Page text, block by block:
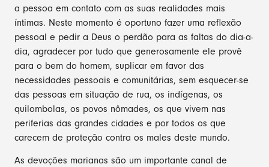
a pessoa em contato com as suas realidades mais
íntimas. Neste momento é oportuno fazer uma reflexão
pessoal e pedir a Deus o perdão para as faltas do dia-a-
dia, agradecer por tudo que generosamente ele provê
para o bem do homem, suplicar em favor das
necessidades pessoais e comunitárias, sem esquecer-se
das pessoas em situação de rua, os indígenas, os
quilombolas, os povos nômades, os que vivem nas
periferias das grandes cidades e por todos os que
carecem de proteção contra os males deste mundo.
As devoções marianas são um importante canal de